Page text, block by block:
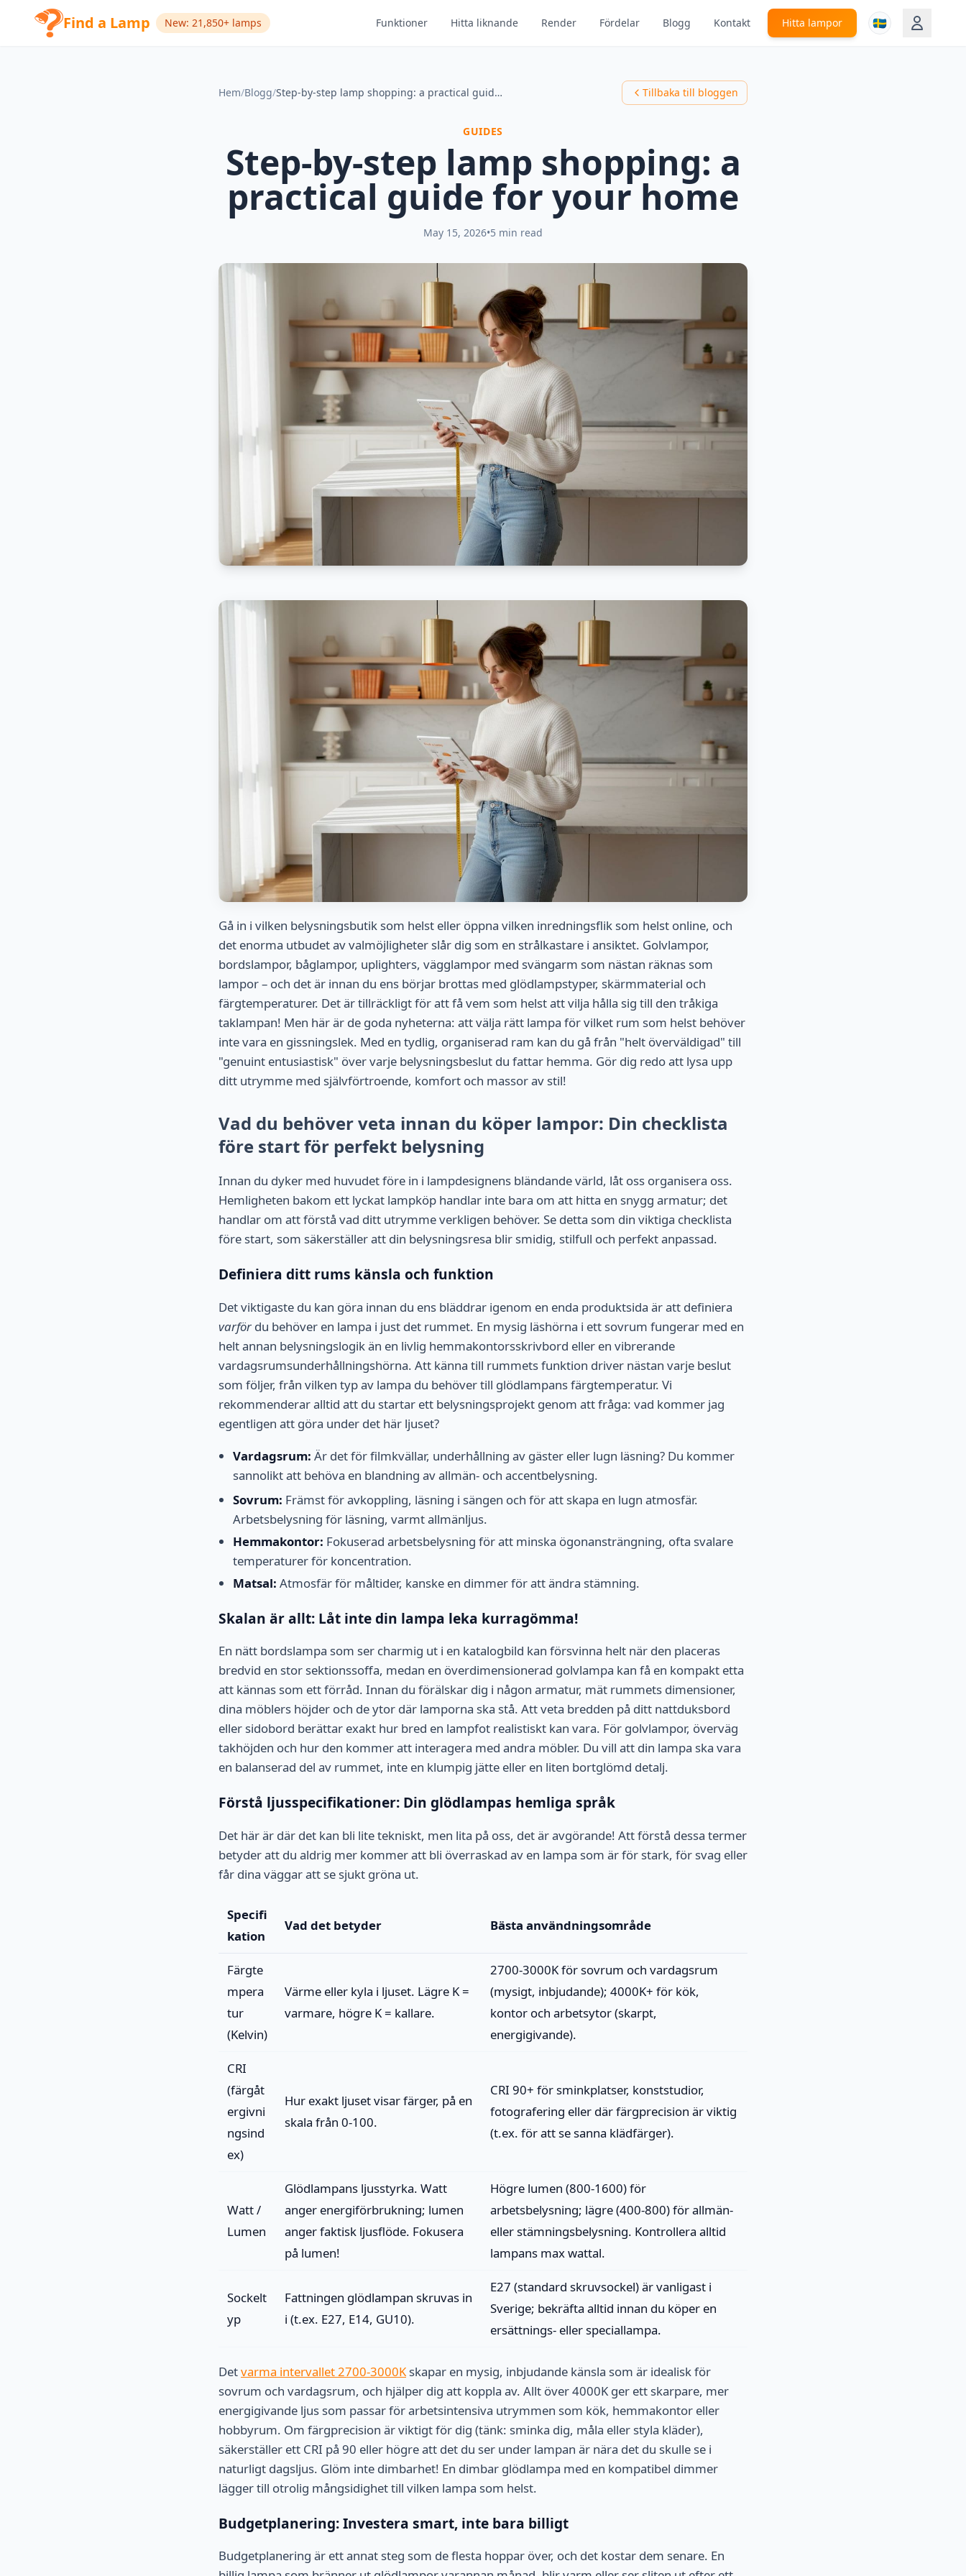
Find a Lamp New: 21,850+ lamps Funktioner Hitta liknande Render Fördelar Blogg Kontakt Hitta lampor 🇸🇪
Hem/Blogg/ Step-by-step lamp shopping: a practical guide for your home Tillbaka till bloggen
GUIDES
Step-by-step lamp shopping: a
practical guide for your home
May 15, 2026•5 min read
Gå in i vilken belysningsbutik som helst eller öppna vilken inredningsflik som helst online, och
det enorma utbudet av valmöjligheter slår dig som en strålkastare i ansiktet. Golvlampor,
bordslampor, båglampor, uplighters, vägglampor med svängarm som nästan räknas som
lampor – och det är innan du ens börjar brottas med glödlampstyper, skärmmaterial och
färgtemperaturer. Det är tillräckligt för att få vem som helst att vilja hålla sig till den tråkiga
taklampan! Men här är de goda nyheterna: att välja rätt lampa för vilket rum som helst behöver
inte vara en gissningslek. Med en tydlig, organiserad ram kan du gå från "helt överväldigad" till
"genuint entusiastisk" över varje belysningsbeslut du fattar hemma. Gör dig redo att lysa upp
ditt utrymme med självförtroende, komfort och massor av stil!
Vad du behöver veta innan du köper lampor: Din checklista
före start för perfekt belysning
Innan du dyker med huvudet före in i lampdesignens bländande värld, låt oss organisera oss.
Hemligheten bakom ett lyckat lampköp handlar inte bara om att hitta en snygg armatur; det
handlar om att förstå vad ditt utrymme verkligen behöver. Se detta som din viktiga checklista
före start, som säkerställer att din belysningsresa blir smidig, stilfull och perfekt anpassad.
Definiera ditt rums känsla och funktion
Det viktigaste du kan göra innan du ens bläddrar igenom en enda produktsida är att definiera
varför du behöver en lampa i just det rummet. En mysig läshörna i ett sovrum fungerar med en
helt annan belysningslogik än en livlig hemmakontorsskrivbord eller en vibrerande
vardagsrumsunderhållningshörna. Att känna till rummets funktion driver nästan varje beslut
som följer, från vilken typ av lampa du behöver till glödlampans färgtemperatur. Vi
rekommenderar alltid att du startar ett belysningsprojekt genom att fråga: vad kommer jag
egentligen att göra under det här ljuset?
Vardagsrum: Är det för filmkvällar, underhållning av gäster eller lugn läsning? Du kommer
sannolikt att behöva en blandning av allmän- och accentbelysning.
Sovrum: Främst för avkoppling, läsning i sängen och för att skapa en lugn atmosfär.
Arbetsbelysning för läsning, varmt allmänljus.
Hemmakontor: Fokuserad arbetsbelysning för att minska ögonansträngning, ofta svalare
temperaturer för koncentration.
Matsal: Atmosfär för måltider, kanske en dimmer för att ändra stämning.
Skalan är allt: Låt inte din lampa leka kurragömma!
En nätt bordslampa som ser charmig ut i en katalogbild kan försvinna helt när den placeras
bredvid en stor sektionssoffa, medan en överdimensionerad golvlampa kan få en kompakt etta
att kännas som ett förråd. Innan du förälskar dig i någon armatur, mät rummets dimensioner,
dina möblers höjder och de ytor där lamporna ska stå. Att veta bredden på ditt nattduksbord
eller sidobord berättar exakt hur bred en lampfot realistiskt kan vara. För golvlampor, överväg
takhöjden och hur den kommer att interagera med andra möbler. Du vill att din lampa ska vara
en balanserad del av rummet, inte en klumpig jätte eller en liten bortglömd detalj.
Förstå ljusspecifikationer: Din glödlampas hemliga språk
Det här är där det kan bli lite tekniskt, men lita på oss, det är avgörande! Att förstå dessa termer
betyder att du aldrig mer kommer att bli överraskad av en lampa som är för stark, för svag eller
får dina väggar att se sjukt gröna ut.
Specifi
kation
Vad det betyder Bästa användningsområde
Färgte
mpera
tur
(Kelvin)
Värme eller kyla i ljuset. Lägre K =
varmare, högre K = kallare.
2700-3000K för sovrum och vardagsrum
(mysigt, inbjudande); 4000K+ för kök,
kontor och arbetsytor (skarpt,
energigivande).
CRI
(färgåt
ergivni
ngsind
ex)
Hur exakt ljuset visar färger, på en
skala från 0-100.
CRI 90+ för sminkplatser, konststudior,
fotografering eller där färgprecision är viktig
(t.ex. för att se sanna klädfärger).
Watt /
Lumen
Glödlampans ljusstyrka. Watt
anger energiförbrukning; lumen
anger faktisk ljusflöde. Fokusera
på lumen!
Högre lumen (800-1600) för
arbetsbelysning; lägre (400-800) för allmän-
eller stämningsbelysning. Kontrollera alltid
lampans max wattal.
Sockelt
yp
Fattningen glödlampan skruvas in
i (t.ex. E27, E14, GU10).
E27 (standard skruvsockel) är vanligast i
Sverige; bekräfta alltid innan du köper en
ersättnings- eller speciallampa.
Detvarma intervallet 2700-3000Kskapar en mysig, inbjudande känsla som är idealisk för
sovrum och vardagsrum, och hjälper dig att koppla av. Allt över 4000K ger ett skarpare, mer
energigivande ljus som passar för arbetsintensiva utrymmen som kök, hemmakontor eller
hobbyrum. Om färgprecision är viktigt för dig (tänk: sminka dig, måla eller styla kläder),
säkerställer ett CRI på 90 eller högre att det du ser under lampan är nära det du skulle se i
naturligt dagsljus. Glöm inte dimbarhet! En dimbar glödlampa med en kompatibel dimmer
lägger till otrolig mångsidighet till vilken lampa som helst.
Budgetplanering: Investera smart, inte bara billigt
Budgetplanering är ett annat steg som de flesta hoppar över, och det kostar dem senare. En